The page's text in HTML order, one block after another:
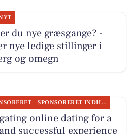
du nye græsgange? -
nye ledige stillinger i
og omegn
SPONSORERET INDHOLD
online dating for a
successful experience